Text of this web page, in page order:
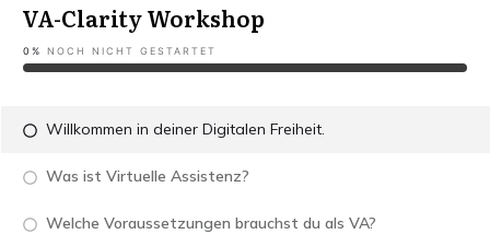
VA-Clarity Workshop
0% NOCH NICHT GESTARTET
Willkommen in deiner Digitalen Freiheit.
Was ist Virtuelle Assistenz?
Welche Voraussetzungen brauchst du als VA?